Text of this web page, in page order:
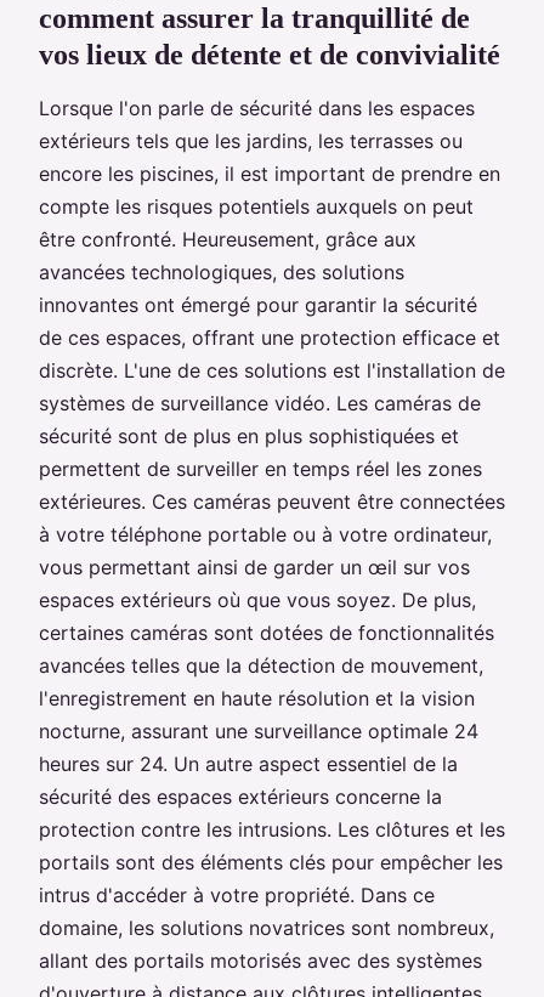
comment assurer la tranquillité de
vos lieux de détente et de convivialité
Lorsque l'on parle de sécurité dans les espaces
extérieurs tels que les jardins, les terrasses ou
encore les piscines, il est important de prendre en
compte les risques potentiels auxquels on peut
être confronté. Heureusement, grâce aux
avancées technologiques, des solutions
innovantes ont émergé pour garantir la sécurité
de ces espaces, offrant une protection efficace et
discrète. L'une de ces solutions est l'installation de
systèmes de surveillance vidéo. Les caméras de
sécurité sont de plus en plus sophistiquées et
permettent de surveiller en temps réel les zones
extérieures. Ces caméras peuvent être connectées
à votre téléphone portable ou à votre ordinateur,
vous permettant ainsi de garder un œil sur vos
espaces extérieurs où que vous soyez. De plus,
certaines caméras sont dotées de fonctionnalités
avancées telles que la détection de mouvement,
l'enregistrement en haute résolution et la vision
nocturne, assurant une surveillance optimale 24
heures sur 24. Un autre aspect essentiel de la
sécurité des espaces extérieurs concerne la
protection contre les intrusions. Les clôtures et les
portails sont des éléments clés pour empêcher les
intrus d'accéder à votre propriété. Dans ce
domaine, les solutions novatrices sont nombreux,
allant des portails motorisés avec des systèmes